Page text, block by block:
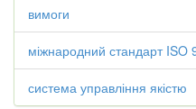
вимоги
міжнародний стандарт ISO
система управління якістю